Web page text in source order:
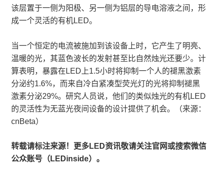
该层置于一侧为阳极、另一侧为铝层的导电溶液之间，形
成一个灵活的有机LED。
当一个恒定的电流被施加到该设备上时，它产生了明亮、
温暖的光，其蓝色波长的发射甚至比自然烛光还要少。计
算表明，暴露在LED上1.5小时将抑制一个人的褪黑激素
分泌约1.6%，而来自冷白紧凑型荧光灯的光将抑制褪黑
激素分泌29%。研究人员说，他们的类似烛光的有机LED
的灵活性为无蓝光夜间设备的设计提供了机会。（来源：
cnBeta）
转载请标注来源！更多LED资讯敬请关注官网或搜索微信
公众账号（LEDinside）。